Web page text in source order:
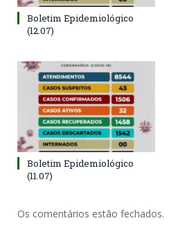
Boletim Epidemiológico
(12.07)
Boletim Epidemiológico
(11.07)
Os comentários estão fechados.